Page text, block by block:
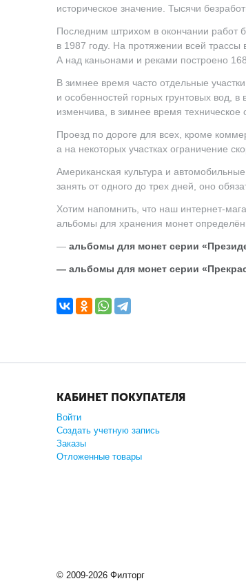
историческое значение. Тысячи
Последним штрихом в окончании работ
в 1987 году. На протяжении всей
А над каньонами и реками построено
В зимнее время часто отдельные
и особенностей горных грунтовых вод, в
изменчива, в зимнее время техническое
Проезд по дороге для всех, кроме
а на некоторых участках ограничение
Американская культура и
занять от одного до трех дней, оно
Хотим напомнить, что наш интернет-
альбомы для хранения монет
— альбомы для монет серии
— альбомы для монет серии
КАБИНЕТ ПОКУПАТЕЛЯ
Войти
Создать учетную запись
Заказы
Отложенные товары
© 2009-2026 Филторг